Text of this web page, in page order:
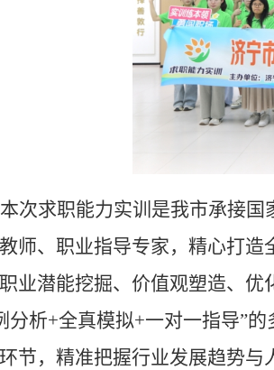
本次求职能力实训是我市承接国
师、职业指导专家， 精心打造
业潜能挖掘、价值观塑造、优
分析+全真模拟+一对一指导”的
节，精准把握行业发展趋势与